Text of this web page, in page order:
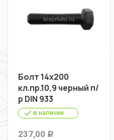
Болт 14х200
кл.пр.10,9 черный п/
р DIN 933
в наличии
237,00 Р